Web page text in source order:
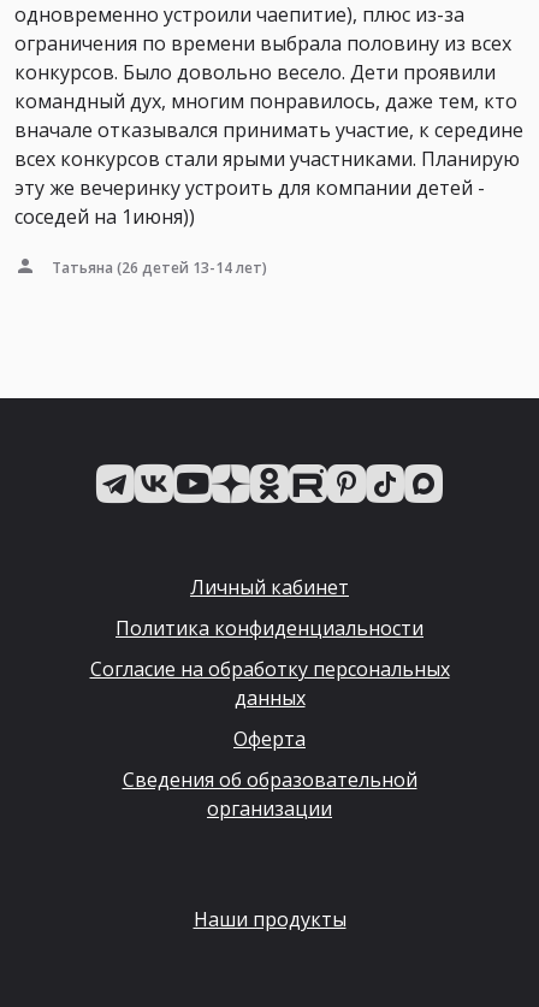
одновременно устроили чаепитие), плюс из-за
ограничения по времени выбрала половину из всех
конкурсов. Было довольно весело. Дети проявили
командный дух, многим понравилось, даже тем, кто
вначале отказывался принимать участие, к середине
всех конкурсов стали ярыми участниками. Планирую
эту же вечеринку устроить для компании детей -
соседей на 1июня))
Татьяна (26 детей 13-14 лет)
Личный кабинет
Политика конфиденциальности
Согласие на обработку персональных
данных
Оферта
Сведения об образовательной
организации
Наши продукты